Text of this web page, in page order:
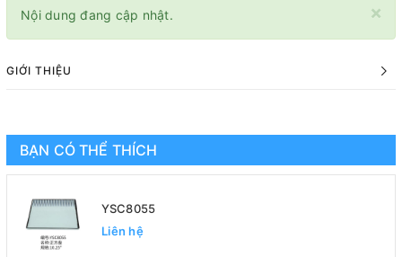
×
Nội dung đang cập nhật.
GIỚI THIỆU
BẠN CÓ THỂ THÍCH
YSC8055
Liên hệ